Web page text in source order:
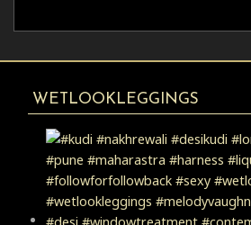
WETLOOKLEGGINGS